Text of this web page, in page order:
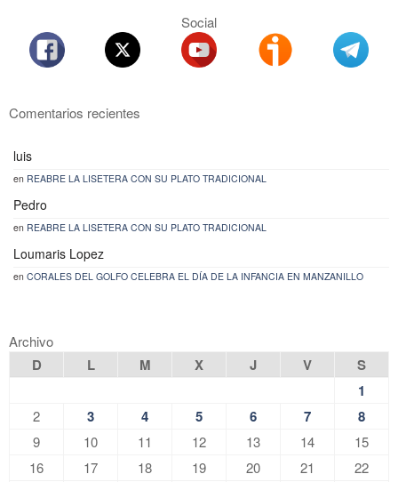
Social
Comentarios recientes
luis
en REABRE LA LISETERA CON SU PLATO TRADICIONAL
Pedro
en REABRE LA LISETERA CON SU PLATO TRADICIONAL
Loumaris Lopez
en CORALES DEL GOLFO CELEBRA EL DÍA DE LA INFANCIA EN MANZANILLO
Archivo
D L M X J V
S
1
2 3 4 5 6 7 8
9 10 11 12 13 14
15
16
17 18 19 20 21
22